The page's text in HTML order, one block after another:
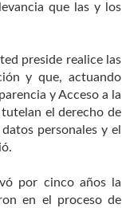
que las y los
preside realice las
y que, actuando
y Acceso a la
el derecho de
personales y el
por cinco años la
en el proceso de